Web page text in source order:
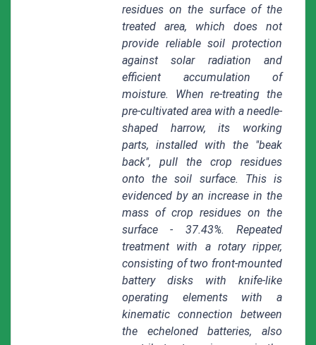
residues on the surface of the
treated area, which does not
provide reliable soil protection
against solar radiation and
efficient accumulation of
moisture. When re-treating the
pre-cultivated area with a needle-
shaped harrow, its working
parts, installed with the "beak
back", pull the crop residues
onto the soil surface. This is
evidenced by an increase in the
mass of crop residues on the
surface - 37.43%. Repeated
treatment with a rotary ripper,
consisting of two front-mounted
battery disks with knife-like
operating elements with a
kinematic connection between
the echeloned batteries, also